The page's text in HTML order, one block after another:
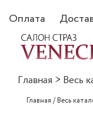
Оплата
Главная > Весь
Главная /Весь